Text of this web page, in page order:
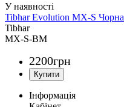
Tibhar Evolution MX-S Чорна
Tibhar
MX-S-BM
2200грн
Інформація